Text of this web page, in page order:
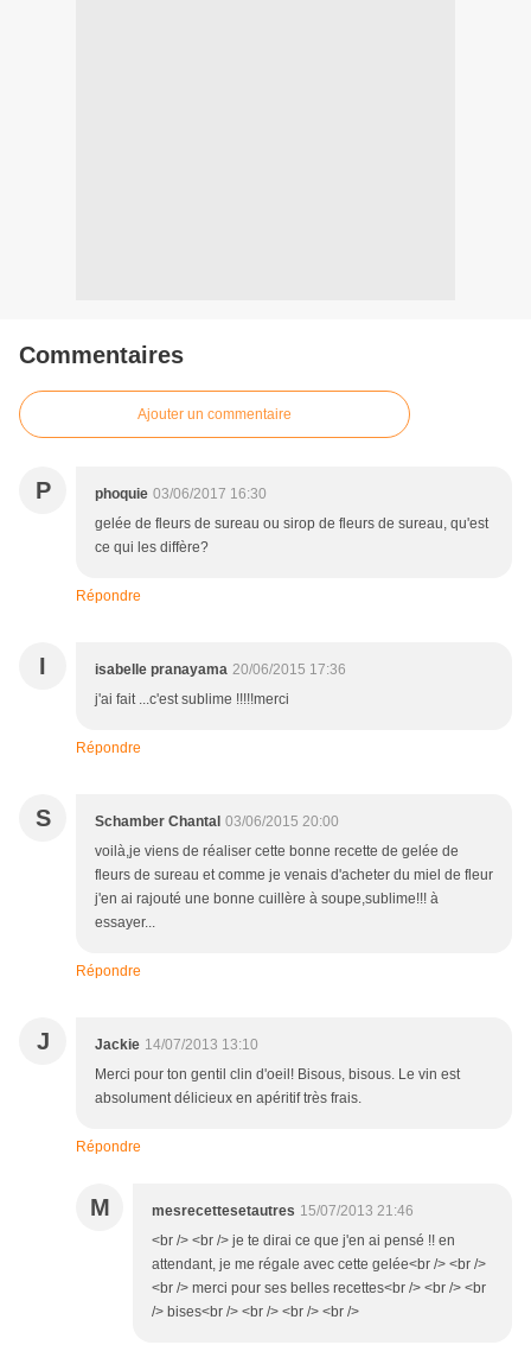
Commentaires
Ajouter un commentaire
P phoquie 03/06/2017 16:30
gelée de fleurs de sureau ou sirop de fleurs de sureau, qu'est
ce qui les diffère?
Répondre
I isabelle pranayama 20/06/2015 17:36
j'ai fait ...c'est sublime !!!!!merci
Répondre
S Schamber Chantal 03/06/2015 20:00
voilà,je viens de réaliser cette bonne recette de gelée de
fleurs de sureau et comme je venais d'acheter du miel de fleur
j'en ai rajouté une bonne cuillère à soupe,sublime!!! à
essayer...
Répondre
J Jackie 14/07/2013 13:10
Merci pour ton gentil clin d'oeil! Bisous, bisous. Le vin est
absolument délicieux en apéritif très frais.
Répondre
M mesrecettesetautres 15/07/2013 21:46
<br /> <br /> je te dirai ce que j'en ai pensé !! en
attendant, je me régale avec cette gelée<br /> <br />
<br /> merci pour ses belles recettes<br /> <br /> <br
/> bises<br /> <br /> <br /> <br />